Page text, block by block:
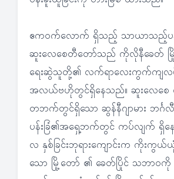
ဧကဝက်လောက် ရှိသည့် သာယာသည့်ပန်
ဆူးလေစေတီတော်သည် ကိုလိုနီခေတ် မြို့
ရေးဆွဲသူတို့၏ လက်ရာလေးကွက်ကျလ
အလယ်ဗဟိုတွင်ရှိနေသည်။ ဆူးလေစေ
တဘက်တွင်ရှိသော ဆွန်နီဂျာမား ဘင်္ဂ
ပန်းခြံ၏အရှေ့ဘက်တွင် ကပ်လျက် ရှိနေ
လ နှစ်ခြင်းဘုရားကျောင်းက ကိုးကွ
သော မြို့တော် ၏ ခေတ်ပြိုင် သဘာဝကို